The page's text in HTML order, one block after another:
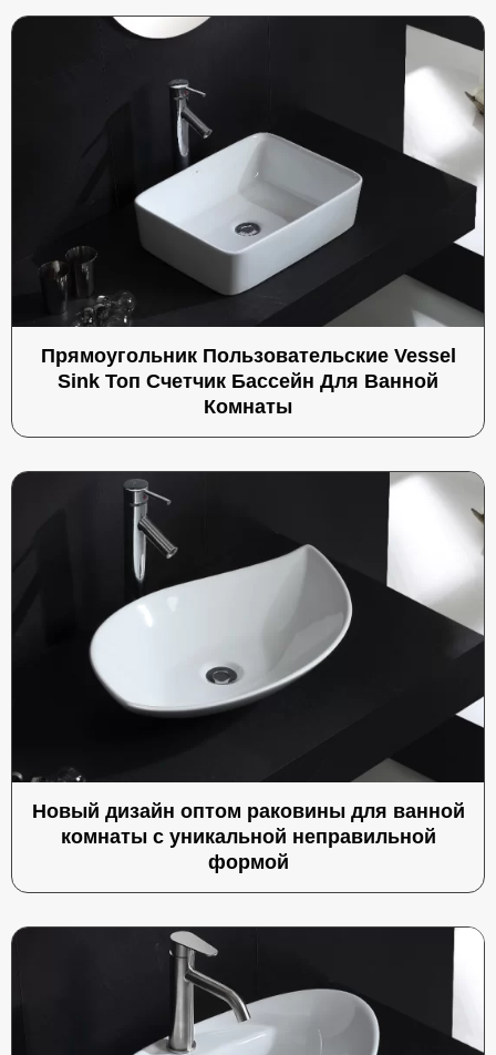
Прямоугольник Пользовательские Vessel
Sink Топ Счетчик Бассейн Для Ванной
Комнаты
Новый дизайн оптом раковины для ванной
комнаты с уникальной неправильной
формой